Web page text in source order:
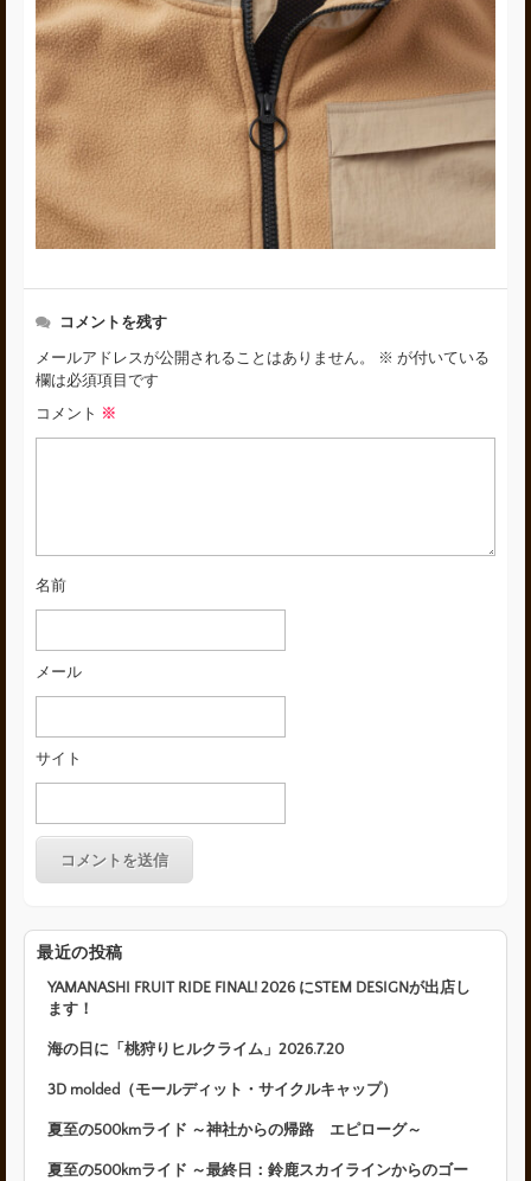
コメントを残す
メールアドレスが公開されることはありません。 ※ が付いている
欄は必須項目です
コメント ※
名前
メール
サイト
最近の投稿
YAMANASHI FRUIT RIDE FINAL! 2026 にSTEM DESIGNが出店し
ます！
海の日に「桃狩りヒルクライム」2026.7.20
3D molded（モールディット・サイクルキャップ）
夏至の500kmライド ～神社からの帰路 エピローグ～
夏至の500kmライド ～最終日：鈴鹿スカイラインからのゴー